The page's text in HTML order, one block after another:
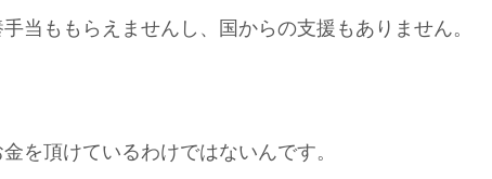
当ももらえませんし、国からの支援もありません。
を頂けているわけではないんです。